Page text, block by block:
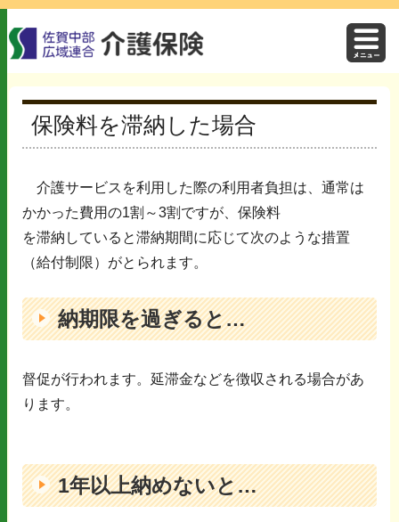
保険料を滞納した場合
介護サービスを利用した際の利用者負担は、通常は
かかった費用の1割～3割ですが、保険料
を滞納していると滞納期間に応じて次のような措置
（給付制限）がとられます。
納期限を過ぎると…
督促が行われます。延滞金などを徴収される場合があ
ります。
1年以上納めないと…